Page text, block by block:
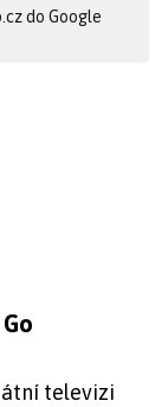
do Google
televizi